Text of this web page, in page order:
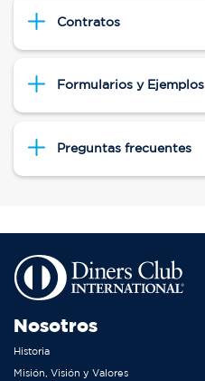
Contratos
Formularios y Ejemplos
Preguntas frecuentes
Nosotros
Historia
Misión, Visión y Valores